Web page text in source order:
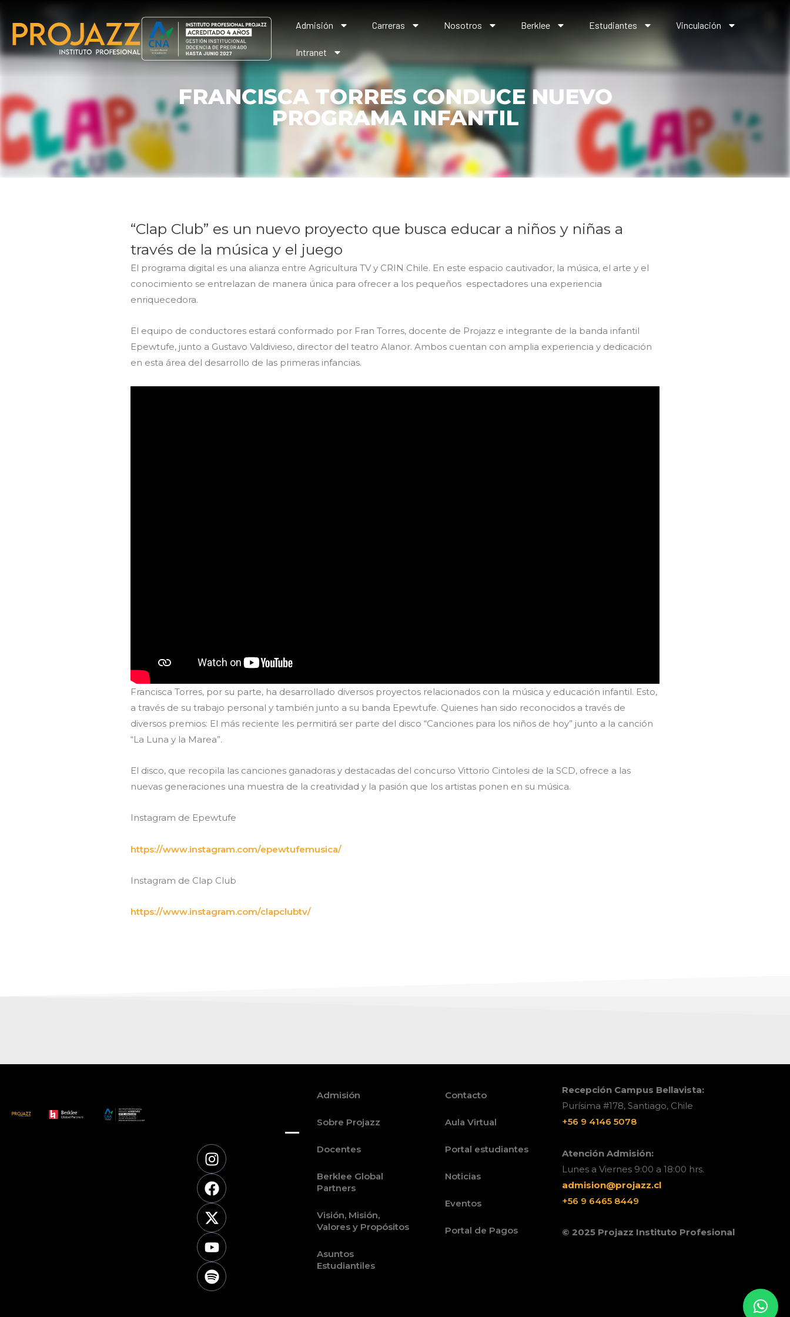
Admisión Carreras Nosotros Berklee Estudiantes Vinculación
Intranet
FRANCISCA TORRES CONDUCE NUEVO
PROGRAMA INFANTIL
“Clap Club” es un nuevo proyecto que busca educar a niños y niñas a
través de la música y el juego
El programa digital es una alianza entre Agricultura TV y CRIN Chile. En este espacio cautivador, la música, el arte y el
conocimiento se entrelazan de manera única para ofrecer a los pequeños espectadores una experiencia
enriquecedora.
El equipo de conductores estará conformado por Fran Torres, docente de Projazz e integrante de la banda infantil
Epewtufe, junto a Gustavo Valdivieso, director del teatro Alanor. Ambos cuentan con amplia experiencia y dedicación
en esta área del desarrollo de las primeras infancias.
Francisca Torres, por su parte, ha desarrollado diversos proyectos relacionados con la música y educación infantil. Esto,
a través de su trabajo personal y también junto a su banda Epewtufe. Quienes han sido reconocidos a través de
diversos premios: El más reciente les permitirá ser parte del disco “Canciones para los niños de hoy” junto a la canción
“La Luna y la Marea”.
El disco, que recopila las canciones ganadoras y destacadas del concurso Vittorio Cintolesi de la SCD, ofrece a las
nuevas generaciones una muestra de la creatividad y la pasión que los artistas ponen en su música.
Instagram de Epewtufe
https://www.instagram.com/epewtufemusica/
Instagram de Clap Club
https://www.instagram.com/clapclubtv/
Admisión
Sobre Projazz
Docentes
Berklee Global
Partners
Visión, Misión,
Valores y Propósitos
Asuntos
Estudiantiles
Contacto
Aula Virtual
Portal estudiantes
Noticias
Eventos
Portal de Pagos
Recepción Campus Bellavista:
Purísima #178, Santiago, Chile
+56 9 4146 5078
Atención Admisión:
Lunes a Viernes 9:00 a 18:00 hrs.
admision@projazz.cl
+56 9 6465 8449
© 2025 Projazz Instituto Profesional